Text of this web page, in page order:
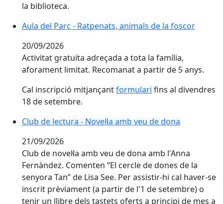
la biblioteca.
Aula del Parc - Ratpenats, animals de la foscor
20/09/2026
Activitat gratuïta adreçada a tota la família,
aforament limitat. Recomanat a partir de 5 anys.
Cal inscripció mitjançantformulari fins al divendres
18 de setembre.
Club de lectura - Novel·la amb veu de dona
21/09/2026
Club de novel·la amb veu de dona amb l'Anna
Fernàndez. Comenten “El cercle de dones de la
senyora Tan” de Lisa See. Per assistir-hi cal haver-se
inscrit prèviament (a partir de l'1 de setembre) o
tenir un llibre dels tastets oferts a principi de mes a